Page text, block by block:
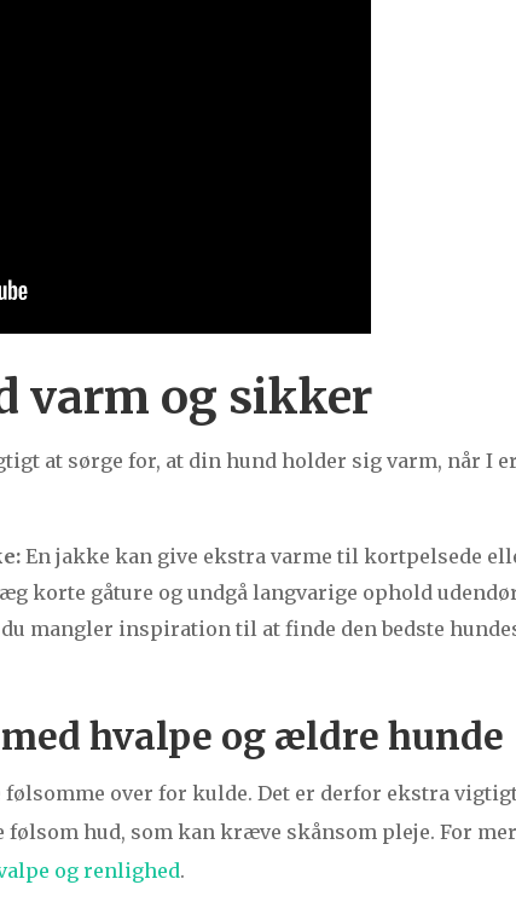
varm og sikker
at sørge for, at din hund holder sig varm, når I
En jakke kan give ekstra varme til kortpelsede
korte gåture og undgå langvarige ophold
mangler inspiration til at finde den bedste
hvalpe og ældre hunde
over for kulde. Det er derfor ekstra
følsom hud, som kan kræve skånsom pleje. For
og renlighed.